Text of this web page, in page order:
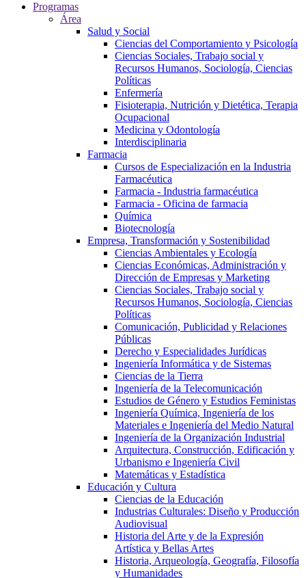
Programas
Área
Salud y Social
Ciencias del Comportamiento y Psicología
Ciencias Sociales, Trabajo social y
Recursos Humanos, Sociología, Ciencias
Políticas
Enfermería
Fisioterapia, Nutrición y Dietética, Terapia
Ocupacional
Medicina y Odontología
Interdisciplinaria
Farmacia
Cursos de Especialización en la Industria
Farmacéutica
Farmacia - Industria farmacéutica
Farmacia - Oficina de farmacia
Química
Biotecnología
Empresa, Transformación y Sostenibilidad
Ciencias Ambientales y Ecología
Ciencias Económicas, Administración y
Dirección de Empresas y Marketing
Ciencias Sociales, Trabajo social y
Recursos Humanos, Sociología, Ciencias
Políticas
Comunicación, Publicidad y Relaciones
Públicas
Derecho y Especialidades Jurídicas
Ingeniería Informática y de Sistemas
Ciencias de la Tierra
Ingeniería de la Telecomunicación
Estudios de Género y Estudios Feministas
Ingeniería Química, Ingeniería de los
Materiales e Ingeniería del Medio Natural
Ingeniería de la Organización Industrial
Arquitectura, Construcción, Edificación y
Urbanismo e Ingeniería Civil
Matemáticas y Estadística
Educación y Cultura
Ciencias de la Educación
Industrias Culturales: Diseño y Producción
Audiovisual
Historia del Arte y de la Expresión
Artística y Bellas Artes
Historia, Arqueología, Geografía, Filosofía
y Humanidades